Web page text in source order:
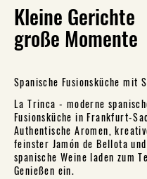
Kleine Gerichte
große Momente
​​​Spanische Fusionsküche mit
La Trinca - moderne
Fusionsküche in Frankfurt-
Authentische Aromen,
feinster Jamón de Bellota
spanische Weine laden zum
Genießen ein.